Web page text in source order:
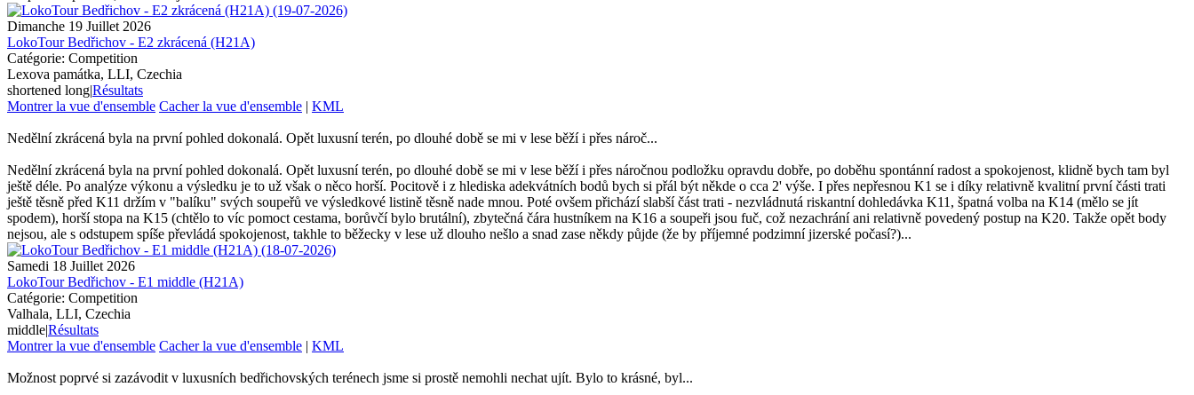
Dimanche 19 Juillet 2026
LokoTour Bedřichov - E2 zkrácená (H21A)
Catégorie: Competition
Lexova památka, LLI, Czechia
shortened long|Résultats
Montrer la vue d'ensemble Cacher la vue d'ensemble | KML
Nedělní zkrácená byla na první pohled dokonalá. Opět luxusní terén, po dlouhé době se mi v lese běží i přes nároč...
Nedělní zkrácená byla na první pohled dokonalá. Opět luxusní terén, po dlouhé době se mi v lese běží i přes náročnou podložku opravdu dobře, po doběhu spontánní radost a spokojenost, klidně bych tam byl
ještě déle. Po analýze výkonu a výsledku je to už však o něco horší. Pocitově i z hlediska adekvátních bodů bych si přál být někde o cca 2' výše. I přes nepřesnou K1 se i díky relativně kvalitní první části trati
ještě těsně před K11 držím v "balíku" svých soupeřů ve výsledkové listině těsně nade mnou. Poté ovšem přichází slabší část trati - nezvládnutá riskantní dohledávka K11, špatná volba na K14 (mělo se jít
spodem), horší stopa na K15 (chtělo to víc pomoct cestama, borůvčí bylo brutální), zbytečná čára hustníkem na K16 a soupeři jsou fuč, což nezachrání ani relativně povedený postup na K20. Takže opět body
nejsou, ale s odstupem spíše převládá spokojenost, takhle to běžecky v lese už dlouho nešlo a snad zase někdy půjde (že by příjemné podzimní jizerské počasí?)...
Samedi 18 Juillet 2026
LokoTour Bedřichov - E1 middle (H21A)
Catégorie: Competition
Valhala, LLI, Czechia
middle|Résultats
Montrer la vue d'ensemble Cacher la vue d'ensemble | KML
Možnost poprvé si zazávodit v luxusních bedřichovských terénech jsme si prostě nemohli nechat ujít. Bylo to krásné, byl...